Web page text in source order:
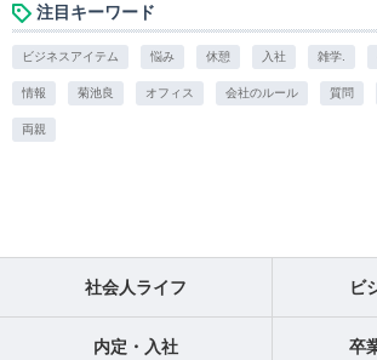
注目キーワード
ビジネスアイテム 悩み 休憩 入社 雑学.
情報 菊池良 オフィス 会社のルール 質問
両親
社会人ライフ ビ
内定・入社 卒